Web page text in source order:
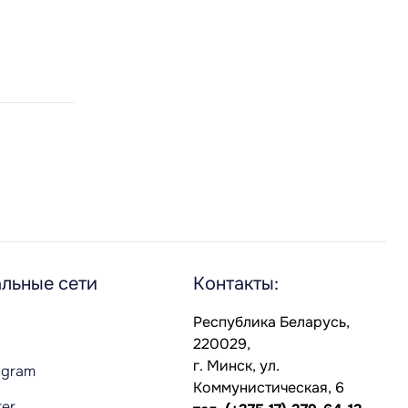
сети Контакты:
Республика Беларусь,
220029,
г. Минск, ул.
Коммунистическая, 6